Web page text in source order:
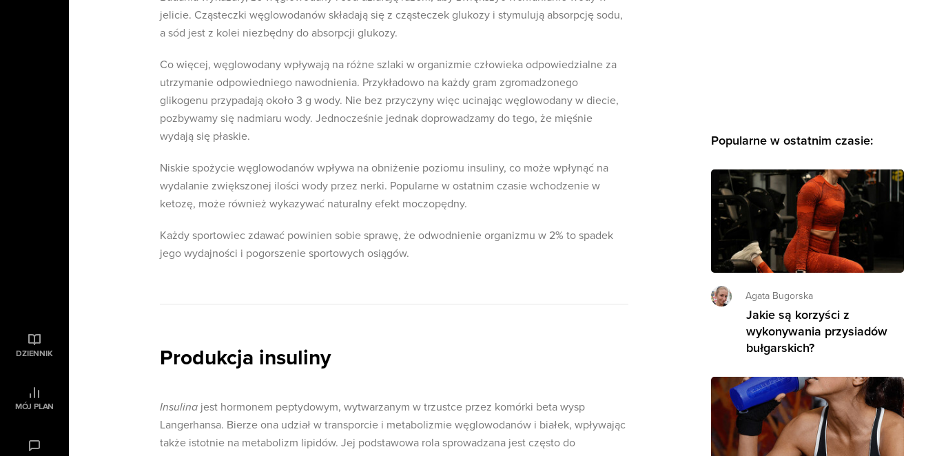
DZIENNIK
MÓJ PLAN
jelicie. Cząsteczki węglowodanów składają się z cząsteczek glukozy i stymulują absorpcję sodu,
a sód jest z kolei niezbędny do absorpcji glukozy.
Co więcej, węglowodany wpływają na różne szlaki w organizmie człowieka odpowiedzialne za
utrzymanie odpowiedniego nawodnienia. Przykładowo na każdy gram zgromadzonego
glikogenu przypadają około 3 g wody. Nie bez przyczyny więc ucinając węglowodany w diecie,
pozbywamy się nadmiaru wody. Jednocześnie jednak doprowadzamy do tego, że mięśnie
wydają się płaskie.
Niskie spożycie węglowodanów wpływa na obniżenie poziomu insuliny, co może wpłynąć na
wydalanie zwiększonej ilości wody przez nerki. Popularne w ostatnim czasie wchodzenie w
ketozę, może również wykazywać naturalny efekt moczopędny.
Każdy sportowiec zdawać powinien sobie sprawę, że odwodnienie organizmu w 2% to spadek
jego wydajności i pogorszenie sportowych osiągów.
Produkcja insuliny
Insulina jest hormonem peptydowym, wytwarzanym w trzustce przez komórki beta wysp
Langerhansa. Bierze ona udział w transporcie i metabolizmie węglowodanów i białek, wpływając
także istotnie na metabolizm lipidów. Jej podstawowa rola sprowadzana jest często do
Popularne w ostatnim czasie:
Agata Bugorska
Jakie są korzyści z
wykonywania przysiadów
bułgarskich?